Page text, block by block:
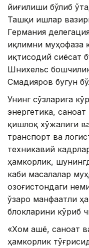
йиғилиши бўлиб
Ташқи ишлар
Германия
иқлимни муҳофаза
иқтисодий сиёсат
Шнихельс
Смадияров бугун
Унинг сўзларига
энергетика,
қишлоқ хўжалиги
транспорт ва
техникавий
ҳамкорлик,
каби масалалар
Қозоғистондаги
ўзаро манфаатли
блокларини кўриб
«Хом ашё, саноат
ҳамкорлик